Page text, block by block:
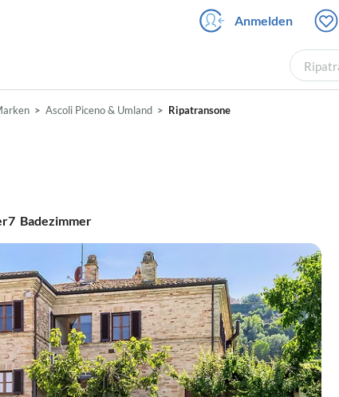
Anmelden
Ascoli Piceno & Umland Ripatransone
7 Badezimmer